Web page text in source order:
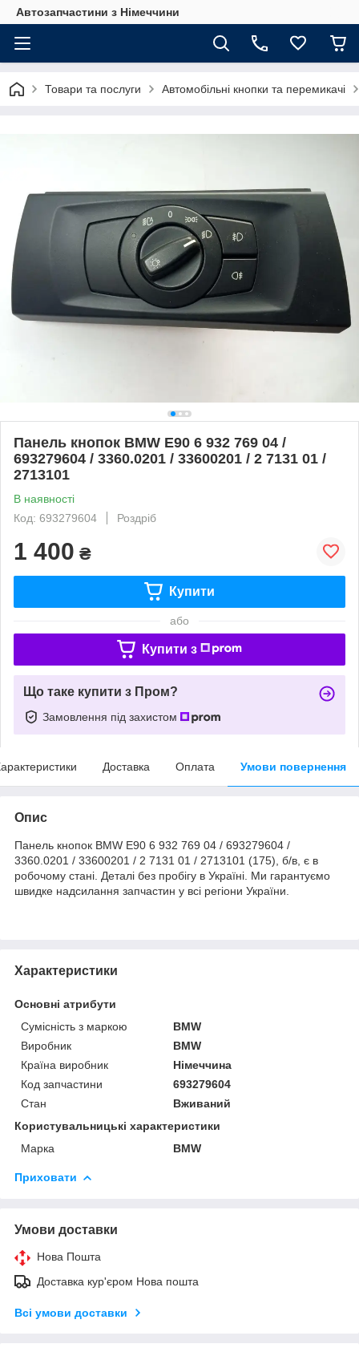
Автозапчастини з Німеччини
Товари та послуги Автомобільні кнопки та перемикачі
Панель кнопок BMW E90 6 932 769 04 /
693279604 / 3360.0201 / 33600201 / 2 7131 01 /
2713101
В наявності
Код: 693279604
Роздріб
1 400 ₴
Купити
або
Купити з
Що таке купити з Пром?
Замовлення під захистом
Доставка Оплата Умови повернення
Опис
Панель кнопок BMW E90 6 932 769 04 / 693279604 /
3360.0201 / 33600201 / 2 7131 01 / 2713101 (175), б/в, є в
робочому стані. Деталі без пробігу в Україні. Ми гарантуємо
швидке надсилання запчастин у всі регіони України.
Характеристики
Основні атрибути
Сумісність з маркою
BMW
Виробник
BMW
Країна виробник
Німеччина
Код запчастини
693279604
Стан
Вживаний
Користувальницькі характеристики
Марка
BMW
Приховати
Умови доставки
Нова Пошта
Доставка кур'єром Нова пошта
Всі умови доставки